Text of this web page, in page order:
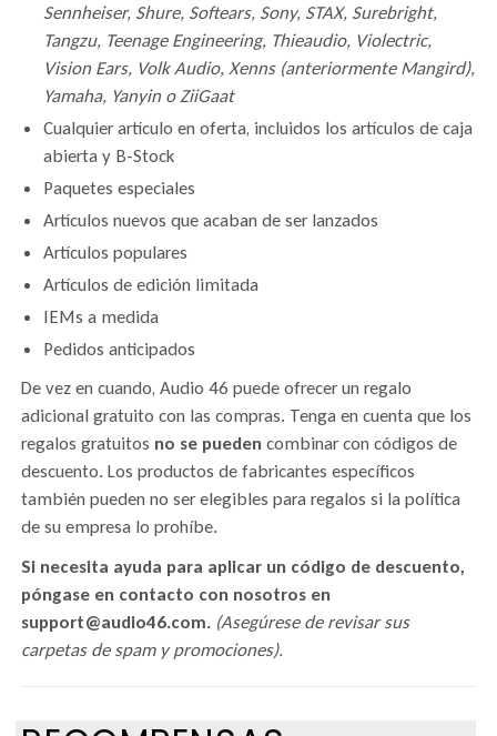
Sennheiser, Shure, Softears, Sony, STAX, Surebright,
Tangzu, Teenage Engineering, Thieaudio, Violectric,
Vision Ears, Volk Audio, Xenns (anteriormente Mangird),
Yamaha, Yanyin o ZiiGaat
Cualquier artículo en oferta, incluidos los artículos de caja
abierta y B-Stock
Paquetes especiales
Artículos nuevos que acaban de ser lanzados
Artículos populares
Artículos de edición limitada
IEMs a medida
Pedidos anticipados
De vez en cuando, Audio 46 puede ofrecer un regalo
adicional gratuito con las compras. Tenga en cuenta que los
regalos gratuitos no se puedencombinar con códigos de
descuento. Los productos de fabricantes específicos
también pueden no ser elegibles para regalos si la política
de su empresa lo prohíbe.
Si necesita ayuda para aplicar un código de descuento,
póngase en contacto con nosotros en
support@audio46.com. (Asegúrese de revisar sus
carpetas de spam y promociones).